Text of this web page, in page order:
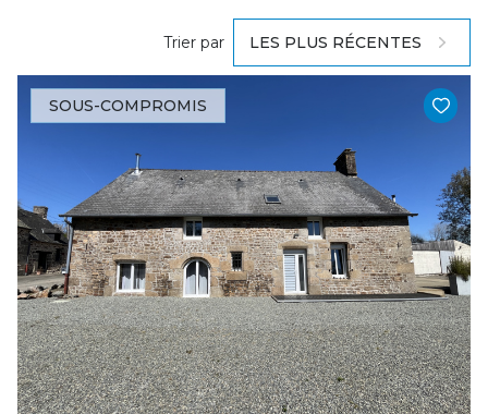
Trier par LES PLUS RÉCENTES
SOUS-COMPROMIS